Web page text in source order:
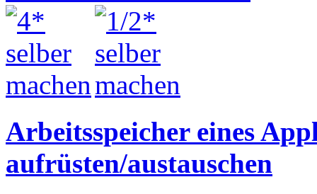
Arbeitsspeicher eines
aufrüsten/austauschen